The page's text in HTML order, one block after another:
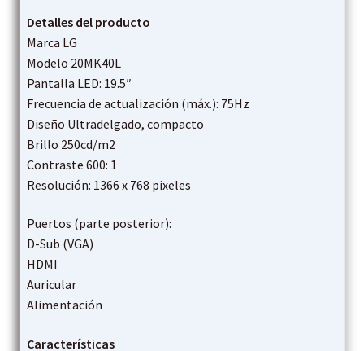
Detalles del producto
Marca LG
Modelo 20MK40L
Pantalla LED: 19.5″
Frecuencia de actualización (máx.): 75Hz
Diseño Ultradelgado, compacto
Brillo 250cd/m2
Contraste 600: 1
Resolución: 1366 x 768 pixeles
Puertos (parte posterior):
D-Sub (VGA)
HDMI
Auricular
Alimentación
Características